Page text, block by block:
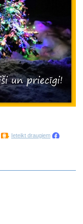
Ieteikt draugiem